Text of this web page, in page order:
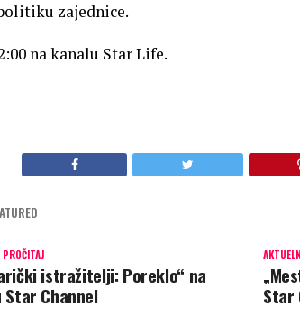
zajednice.
na kanalu Star Life.
Star
PROČITAJ
istražitelji: Poreklo“ na
Star Channel